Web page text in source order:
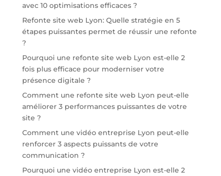
avec 10 optimisations efficaces ?
Refonte site web Lyon: Quelle stratégie en 5
étapes puissantes permet de réussir une refonte
?
Pourquoi une refonte site web Lyon est-elle 2
fois plus efficace pour moderniser votre
présence digitale ?
Comment une refonte site web Lyon peut-elle
améliorer 3 performances puissantes de votre
site ?
Comment une vidéo entreprise Lyon peut-elle
renforcer 3 aspects puissants de votre
communication ?
Pourquoi une vidéo entreprise Lyon est-elle 2